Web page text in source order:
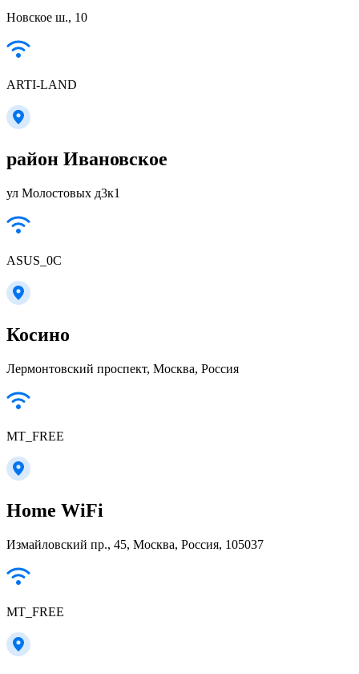
Новское ш., 10
ARTI-LAND
район Ивановское
ул Молостовых д3к1
ASUS_0C
Косино
Лермонтовский проспект, Москва, Россия
MT_FREE
Home WiFi
Измайловский пр., 45, Москва, Россия, 105037
MT_FREE